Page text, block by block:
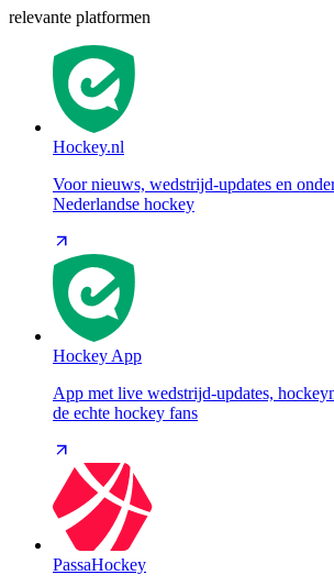
relevante platformen
Hockey.nl
Voor nieuws, wedstrijd-updates en
Nederlandse hockey
Hockey App
App met live wedstrijd-updates,
de echte hockey fans
PassaHockey